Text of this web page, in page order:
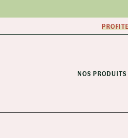
NOS PRODUITS